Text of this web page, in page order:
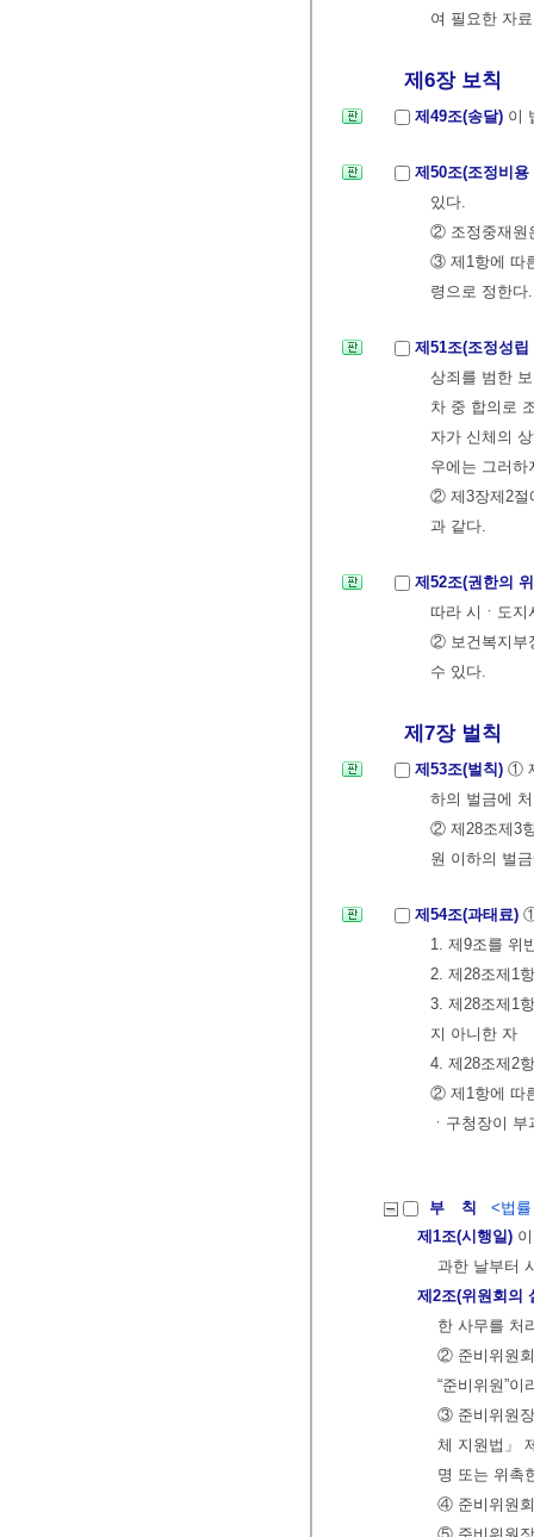
여 필요한 자
제6장 보칙
제49조(송달) 이
제50조(조정비
있다.
② 조정중재원
③ 제1항에 따
령으로 정한다.
제51조(조정성
상죄를 범한
차 중 합의로
자가 신체의
우에는 그러하
② 제3장제2절
과 같다.
제52조(권한의
따라 시ㆍ도지
② 보건복지부
수 있다.
제7장 벌칙
제53조(벌칙) ①
하의 벌금에
② 제28조제3
원 이하의 벌
제54조(과태료)
1. 제9조를 위
2. 제28조제1
3. 제28조제1
지 아니한 자
4. 제28조제2
② 제1항에 따
ㆍ구청장이
부 칙
<법
제1조(시행일)
과한 날부터
제2조(위원회의
한 사무를 처
② 준비위원회
“준비위원”
③ 준비위원
체 지원법」
명 또는 위촉
④ 준비위원